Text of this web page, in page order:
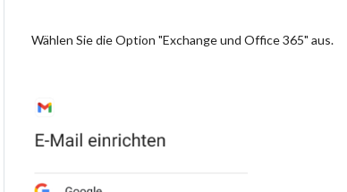
Wählen Sie die Option "Exchange und Office 365" aus.